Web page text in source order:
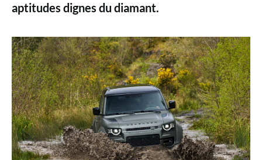
aptitudes dignes du diamant.